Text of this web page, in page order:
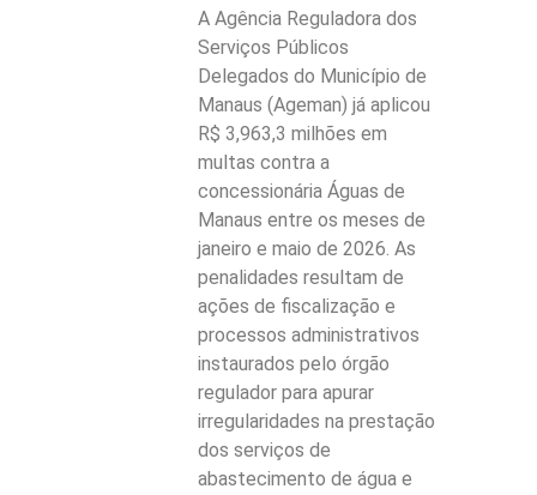
A Agência Reguladora dos
Serviços Públicos
Delegados do Município de
Manaus (Ageman) já aplicou
R$ 3,963,3 milhões em
multas contra a
concessionária Águas de
Manaus entre os meses de
janeiro e maio de 2026. As
penalidades resultam de
ações de fiscalização e
processos administrativos
instaurados pelo órgão
regulador para apurar
irregularidades na prestação
dos serviços de
abastecimento de água e